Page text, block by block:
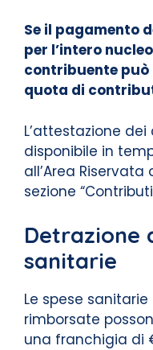
Se il pagamento
per l’intero
contribuente
quota di
L’attestazione
disponibile in
all’Area Riservata
sezione
Detrazione
sanitarie
Le spese
rimborsate
una franchigia di